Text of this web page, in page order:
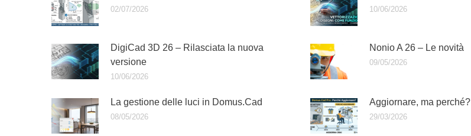
02/07/2026 10/06/2026
DigiCad 3D 26 – Rilasciata la nuova
versione
10/06/2026
Nonio A 26 – Le novità
09/05/2026
La gestione delle luci in Domus.Cad
08/05/2026
Aggiornare, ma perché?
29/03/2026